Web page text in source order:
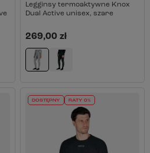
Legginsy termoaktywne Knox
Dual Active unisex, szare
269,00 zł
DOSTĘPNY RATY 0%